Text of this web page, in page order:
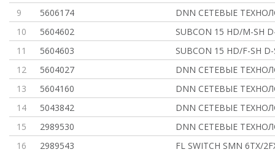
9
5606174
DNN СЕТЕВЫЕ
10
5604602
SUBCON 15 HD/M-SH
11
5604603
SUBCON 15 HD/F-SH
12
5604027
DNN СЕТЕВЫЕ
13
5604160
DNN СЕТЕВЫЕ
14
5043842
DNN СЕТЕВЫЕ
15
2989530
DNN СЕТЕВЫЕ
16
2989543
FL SWITCH SMN 6TX/